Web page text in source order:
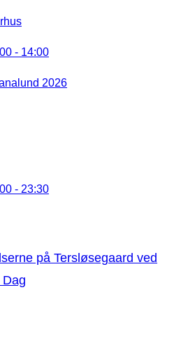
- 14:00
- 23:30
på Tersløsegaard ved